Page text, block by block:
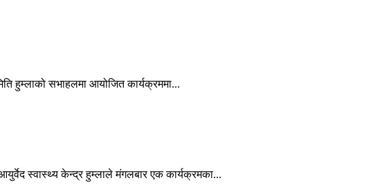
हुम्लाको सभाहलमा आयोजित कार्यक्रममा...
स्वास्थ्य केन्द्र हुम्लाले मंगलबार एक कार्यक्रमका...